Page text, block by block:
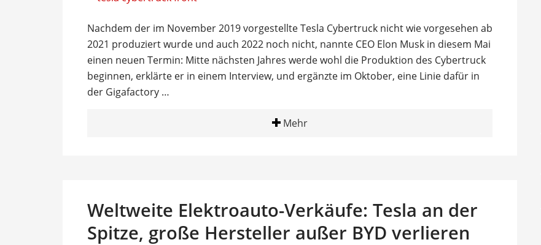
Nachdem der im November 2019 vorgestellte Tesla Cybertruck nicht wie vorgesehen ab
2021 produziert wurde und auch 2022 noch nicht, nannte CEO Elon Musk in diesem Mai
einen neuen Termin: Mitte nächsten Jahres werde wohl die Produktion des Cybertruck
beginnen, erklärte er in einem Interview, und ergänzte im Oktober, eine Linie dafür in
der Gigafactory …
Mehr
Weltweite Elektroauto-Verkäufe: Tesla an der
Spitze, große Hersteller außer BYD verlieren